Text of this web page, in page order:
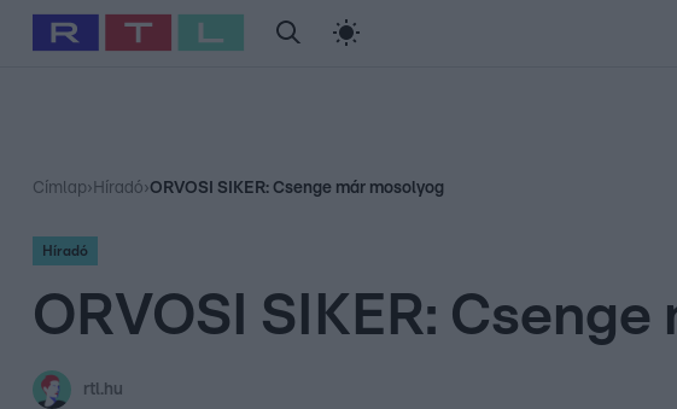
Babits Marcella Szellő István Most Wanted
Címlap› Híradó›ORVOSI SIKER: Csenge már mosolyog
Híradó
ORVOSI SIKER:
rtl.hu